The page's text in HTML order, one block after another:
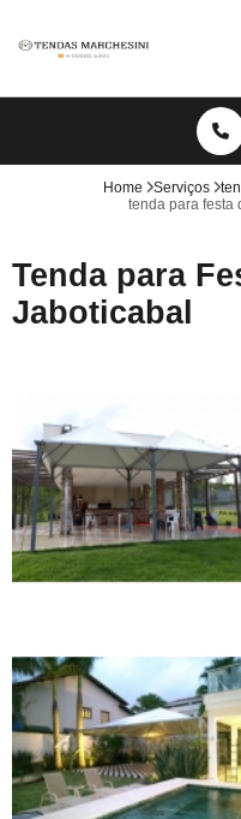
Home Serviços
tenda para festa
Tenda para
Jaboticabal